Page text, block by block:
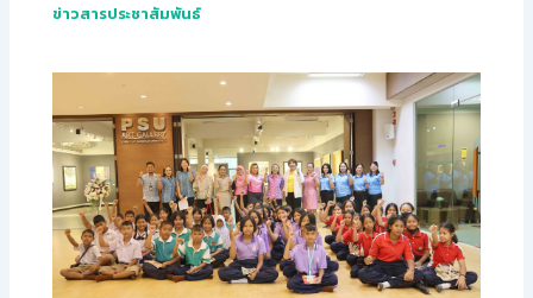
ข่าวสารประชาสัมพันธ์